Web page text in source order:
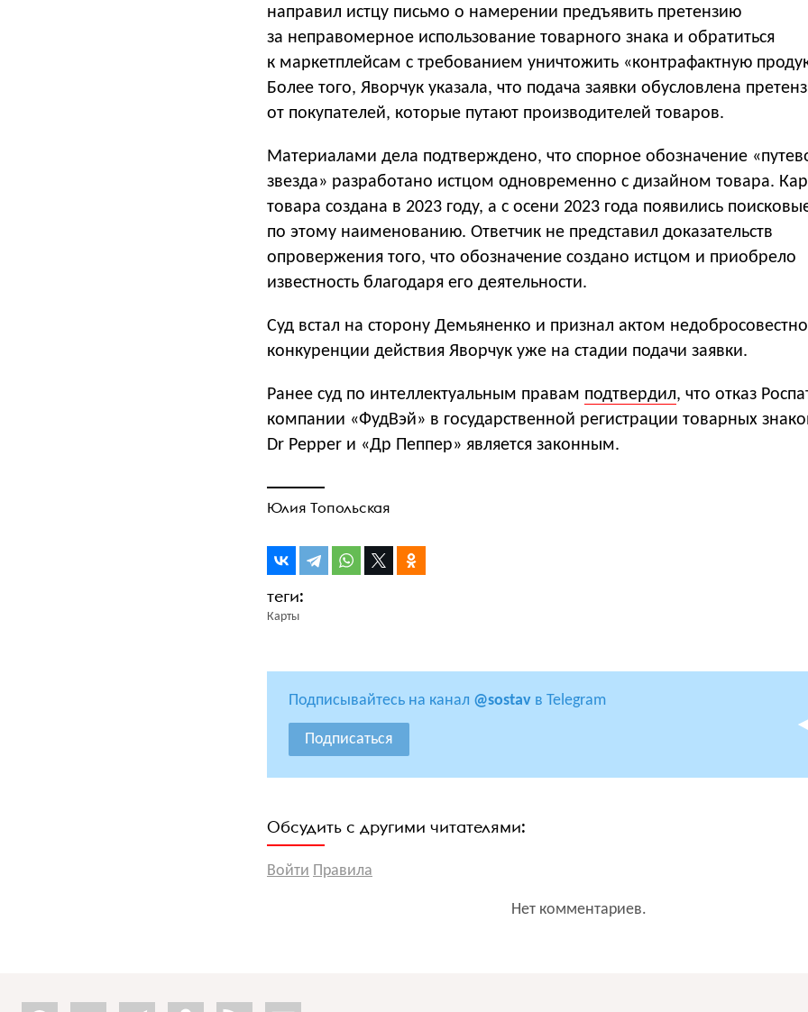
направил истцу письмо о намерении предъявить претензию
за неправомерное использование товарного знака и обратиться
к маркетплейсам с требованием уничтожить «контрафактную
Более того, Яворчук указала, что подача заявки обусловлена
от покупателей, которые путают производителей товаров.
Материалами дела подтверждено, что спорное обозначение
звезда» разработано истцом одновременно с дизайном товара.
товара создана в 2023 году, а с осени 2023 года появились
по этому наименованию. Ответчик не представил доказательств
опровержения того, что обозначение создано истцом и приобрело
известность благодаря его деятельности.
Суд встал на сторону Демьяненко и признал актом
конкуренции действия Яворчук уже на стадии подачи заявки.
Ранее суд по интеллектуальным правам подтвердил, что отказ
компании «ФудВэй» в государственной регистрации товарных
Dr Pepper и «Др Пеппер» является законным.
Юлия Топольская
Карты
Подписывайтесь на канал @sostav в Telegram
Подписаться
Обсудить с другими читателями:
Войти Правила
Нет комментариев.